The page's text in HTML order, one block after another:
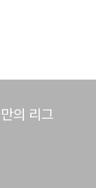
의 리그